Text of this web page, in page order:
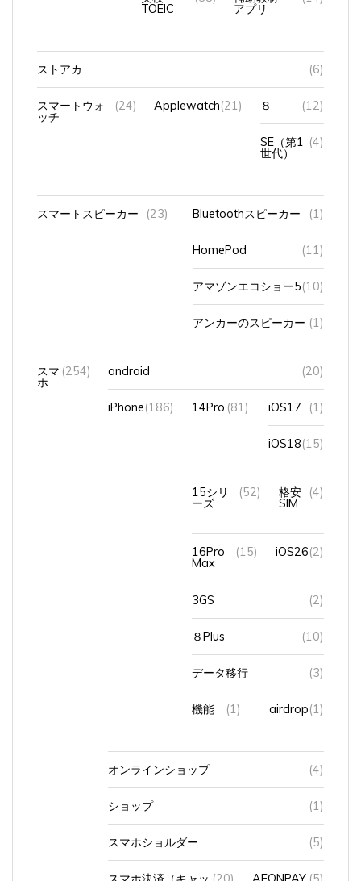
ストアカ (6)
スマートウォ
ッチ
(24) Applewatch(21) ８ (12)
SE（第1
世代）
(4)
スマートスピーカー (23) Bluetoothスピーカー (1)
HomePod (11)
アマゾンエコショー5(10)
アンカーのスピーカー (1)
スマ
ホ
(254) android (20)
iPhone(186) 14Pro(81) iOS17 (1)
iOS18(15)
15シリ
ーズ
(52) 格安
SIM
(4)
16Pro
Max
(15) iOS26(2)
3GS (2)
８Plus (10)
データ移行 (3)
機能 (1) airdrop(1)
オンラインショップ (4)
ショップ (1)
スマホショルダー (5)
スマホ決済（キャッ
シュレス）
(20) AEONPAY(5)